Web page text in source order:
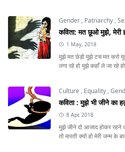
Gender , Patriarchy ,
कविता: मत छूओ मुझे, मेरी
1 May, 2018
मुझे मत छेड़ो मुझे टच मत करो
लगा रहे हो मुझे कहाँ ले जा रहे
Culture , Equality ,
कविता : मुझे भी जीने का
8 Apr, 2018
मुझे जीने दो आजाद होकर रहने
तो मारती क्यों हो मेरी जन्म के